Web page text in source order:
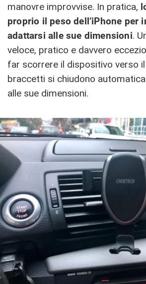
manovre improvvise. In pratica,
proprio il peso dell’iPhone per
adattarsi alle sue dimensioni.
veloce, pratico e davvero
far scorrere il dispositivo verso
braccetti si chiudono
alle sue dimensioni.